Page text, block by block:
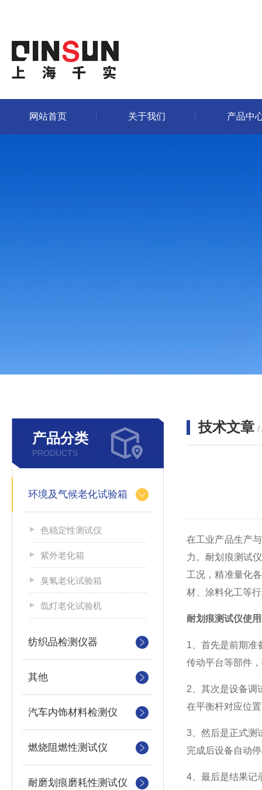
网站首页 关于我们 产品中
产品分类
PRODUCTS
环境及气候老化试验箱
色稳定性测试仪
紫外老化箱
臭氧老化试验箱
氙灯老化试验机
纺织品检测仪器
其他
汽车内饰材料检测仪
燃烧阻燃性测试仪
耐磨划痕磨耗性测试仪
技术文章 /
在工业产品生产
力。耐划痕测试
工况，精准量化
材、涂料化工等
耐划痕测试仪使
1、首先是前期准
传动平台等部件
2、其次是设备调
在平衡杆对应位
3、然后是正式测
完成后设备自动
4、最后是结果记